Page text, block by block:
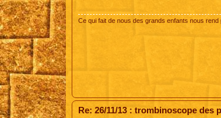
Ce qui fait de nous des grands enfants nous rend
Re: 26/11/13 : trombinoscope des